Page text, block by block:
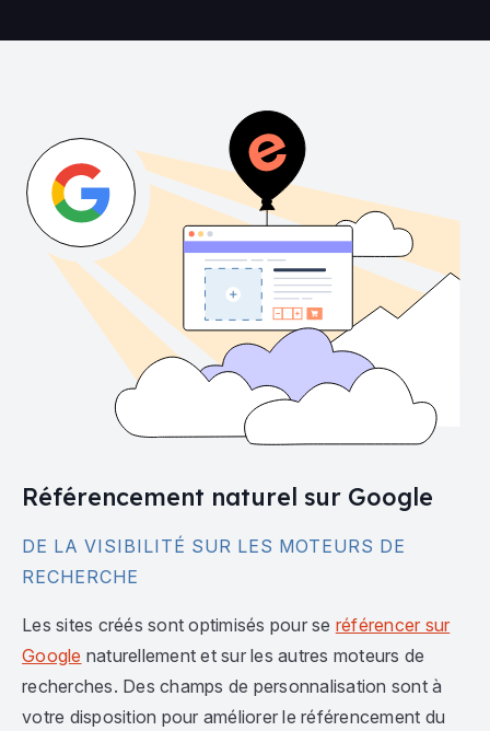
Référencement naturel sur Google
DE LA VISIBILITÉ SUR LES MOTEURS DE
RECHERCHE
Les sites créés sont optimisés pour se référencer sur
Google naturellement et sur les autres moteurs de
recherches. Des champs de personnalisation sont à
votre disposition pour améliorer le référencement du